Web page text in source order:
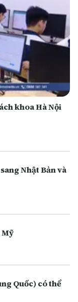
khoa Hà Nội
Nhật Bản và
Mỹ
Quốc) có thể